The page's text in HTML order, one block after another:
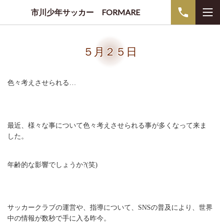
市川少年サッカー FORMARE
５月２５日
色々考えさせられる…
最近、様々な事について色々考えさせられる事が多くなって来ま
した。
年齢的な影響でしょうか?(笑)
サッカークラブの運営や、指導について、SNSの普及により、世界
中の情報が数秒で手に入る昨今。